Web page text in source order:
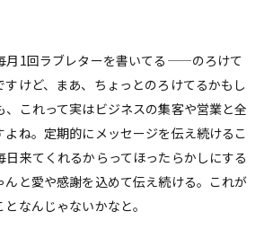
月1回ラブレターを書いてる——のろけて
すけど、まあ、ちょっとのろけてるかもし
、これって実はビジネスの集客や営業と全
よね。定期的にメッセージを伝え続けるこ
日来てくれるからってほったらかしにする
んと愛や感謝を込めて伝え続ける。これが
となんじゃないかなと。